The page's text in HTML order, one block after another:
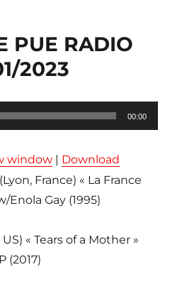
PUE RADIO
2023
00:00
window | Download
France) « La France
Enola Gay (1995)
« Tears of a Mother »
(2017)